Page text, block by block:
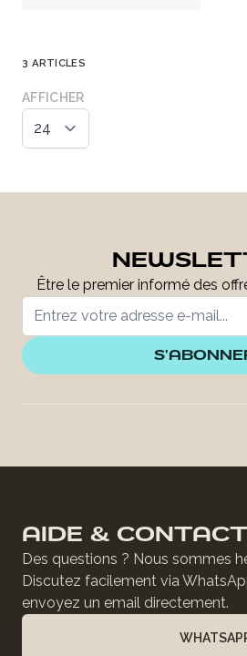
3 ARTICLES
AFFICHER
Être le premier informé des
AIDE & CONTACT
Des questions ? Nous sommes
Discutez facilement via
envoyez un email directement.